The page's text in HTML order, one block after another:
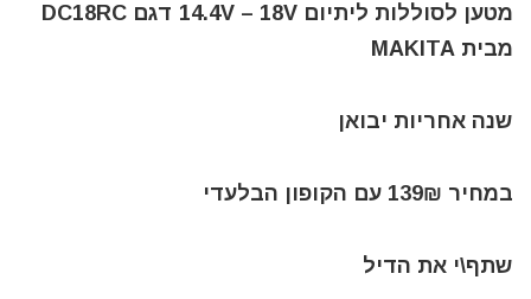
מטען לסוללות ליתיום 14.4V – 18V דגם DC18RC
מבית MAKITA
שנה אחריות יבואן
במחיר 139₪ עם הקופון הבלעדי
שתף\י את הדיל